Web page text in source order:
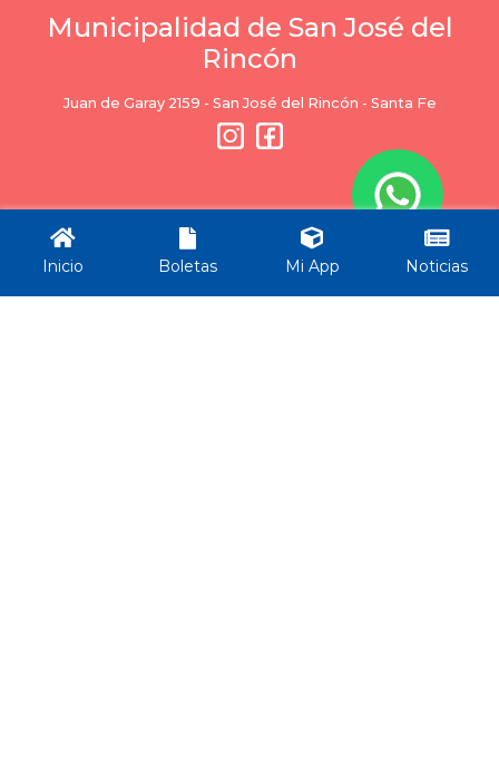
Municipalidad de San José del
Rincón
Juan de Garay 2159 - San José del Rincón - Santa Fe
Ciudad
Trámites
Servicios
Trámites
Inicio Boletas Mi App Noticias